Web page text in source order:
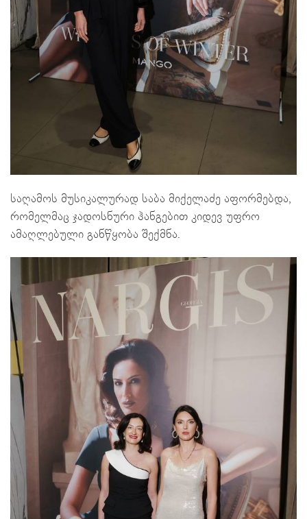
საღამოს მუსიკალურად საბა მიქელაძე აფორმებდა,
რომელმაც ჯადოსნური ჰანგებით კიდევ უფრო
ამაღლებული განწყობა შექმნა.